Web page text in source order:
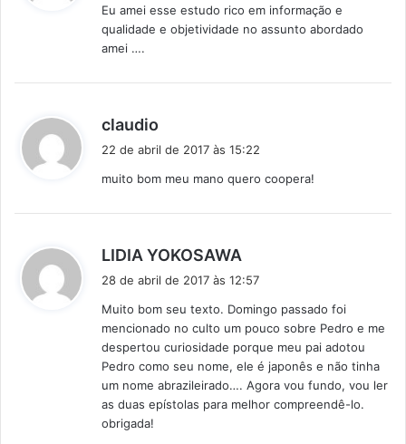
s
e
Eu amei esse estudo rico em informação e
qualidade e objetividade no assunto abordado
amei ….
claudio
s
22 de abril de 2017 às 15:22
muito bom meu mano quero coopera!
LIDIA YOKOSAWA
s
e
:
28 de abril de 2017 às 12:57
Muito bom seu texto. Domingo passado foi
mencionado no culto um pouco sobre Pedro e me
despertou curiosidade porque meu pai adotou
Pedro como seu nome, ele é japonês e não tinha
um nome abrazileirado…. Agora vou fundo, vou ler
as duas epístolas para melhor compreendê-lo.
obrigada!